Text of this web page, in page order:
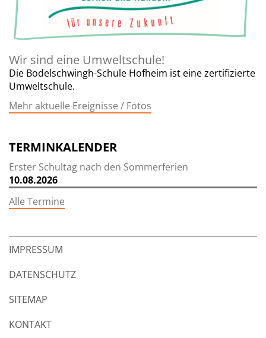
Wir sind eine Umweltschule!
Die Bodelschwingh-Schule Hofheim ist eine zertifizierte
Umweltschule.
Mehr aktuelle Ereignisse / Fotos
TERMINKALENDER
Erster Schultag nach den Sommerferien
10.08.2026
Alle Termine
IMPRESSUM
DATENSCHUTZ
SITEMAP
KONTAKT